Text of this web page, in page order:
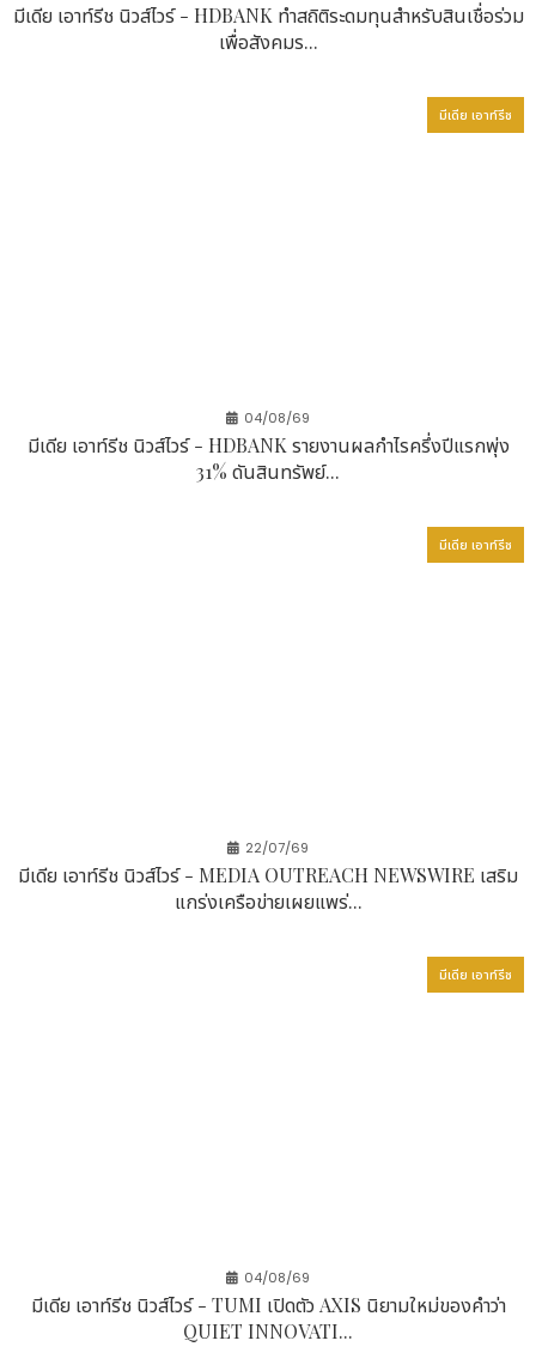
มีเดีย เอาท์รีช นิวส์ไวร์ - HDBANK ทำสถิติระดมทุนสำหรับสินเชื่อร่วม
เพื่อสังคมร...
มีเดีย เอาท์รีช
04/08/69
มีเดีย เอาท์รีช นิวส์ไวร์ - HDBANK รายงานผลกำไรครึ่งปีแรกพุ่ง
31% ดันสินทรัพย์...
มีเดีย เอาท์รีช
22/07/69
มีเดีย เอาท์รีช นิวส์ไวร์ - MEDIA OUTREACH NEWSWIRE เสริม
แกร่งเครือข่ายเผยแพร่...
มีเดีย เอาท์รีช
04/08/69
มีเดีย เอาท์รีช นิวส์ไวร์ - TUMI เปิดตัว AXIS นิยามใหม่ของคำว่า
QUIET INNOVATI...